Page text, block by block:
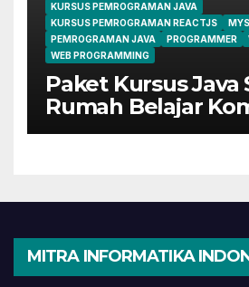
KURSUS PEMROGRAMAN JAVA
KURSUS PEMROGRAMAN REACTJS
PEMROGRAMAN JAVA
PROGRAMMER
WEB PROGRAMMING
Paket Kursus Java
Rumah Belajar
YMII Cileungsi
MITRA INFORMATIKA